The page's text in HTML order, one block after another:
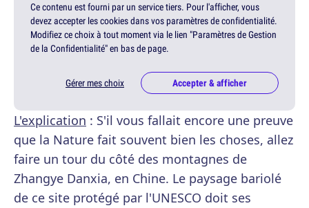
Ce contenu est fourni par un service tiers. Pour l'afficher, vous
devez accepter les cookies dans vos paramètres de confidentialité.
Modifiez ce choix à tout moment via le lien "Paramètres de Gestion
de la Confidentialité" en bas de page.
Gérer mes choix Accepter & afficher
L'explication : S'il vous fallait encore une preuve
que la Nature fait souvent bien les choses, allez
faire un tour du côté des montagnes de
Zhangye Danxia, en Chine. Le paysage bariolé
de ce site protégé par l'UNESCO doit ses